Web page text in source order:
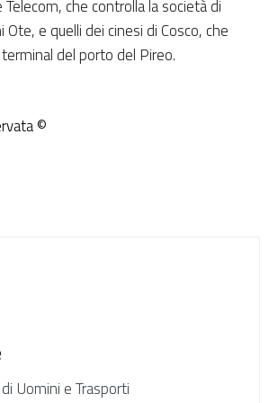
che controlla la società di
e quelli dei cinesi di Cosco, che
del porto del Pireo.
©
Uomini e Trasporti